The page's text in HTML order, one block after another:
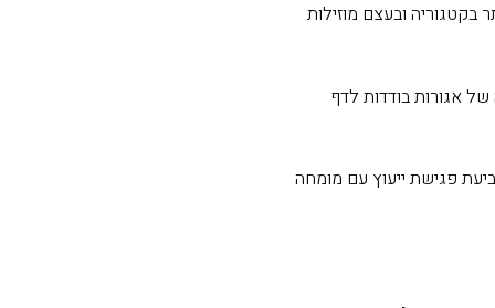
ובעצם מוזילות
אגורות בודדות לדף
פגישת ייעוץ עם מומחה